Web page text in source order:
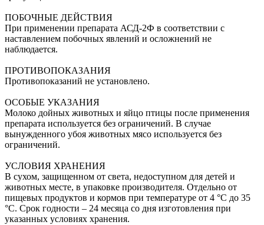
ПОБОЧНЫЕ ДЕЙСТВИЯ
При применении препарата АСД-2Ф в соответствии с
наставлением побочных явлений и осложнений не
наблюдается.
ПРОТИВОПОКАЗАНИЯ
Противопоказаний не установлено.
ОСОБЫЕ УКАЗАНИЯ
Молоко дойных животных и яйцо птицы после применения
препарата используется без ограничений. В случае
вынужденного убоя животных мясо используется без
ограничений.
УСЛОВИЯ ХРАНЕНИЯ
В сухом, защищенном от света, недоступном для детей и
животных месте, в упаковке производителя. Отдельно от
пищевых продуктов и кормов при температуре от 4 °С до 35
°С. Срок годности – 24 месяца со дня изготовления при
указанных условиях хранения.